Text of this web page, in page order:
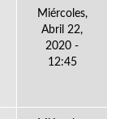
Miércoles,
Abril 22,
2020 -
12:45